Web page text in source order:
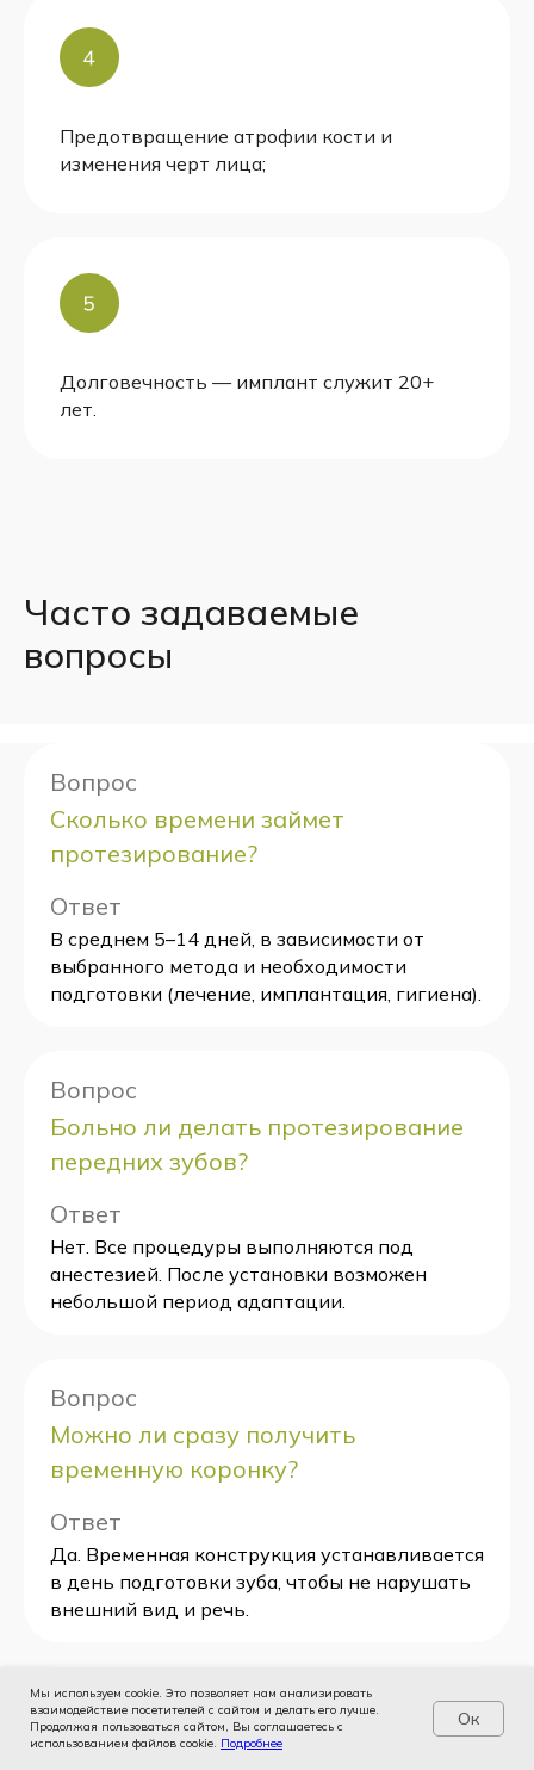
Услуги Цены Записаться
Предотвращение атрофии кости и
изменения черт лица;
Долговечность — имплант служит 20+
лет.
Часто задаваемые
вопросы
Вопрос
Сколько времени займет
протезирование?
Ответ
В среднем 5–14 дней, в зависимости от
выбранного метода и необходимости
подготовки (лечение, имплантация, гигиена).
Вопрос
Больно ли делать протезирование
передних зубов?
Ответ
Нет. Все процедуры выполняются под
анестезией. После установки возможен
небольшой период адаптации.
Вопрос
Можно ли сразу получить
временную коронку?
Ответ
Да. Временная конструкция устанавливается
в день подготовки зуба, чтобы не нарушать
внешний вид и речь.
Вопрос
Какой вариант считается самым
Мы используем cookie. Это позволяет нам анализировать
взаимодействие посетителей с сайтом и делать его лучше.
Продолжая пользоваться сайтом, Вы соглашаетесь с
использованием файлов cookie. Подробнее
Ок